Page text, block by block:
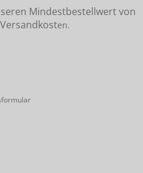
Mindestbestellwert von
en.